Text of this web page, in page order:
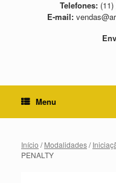
Telefones:
E-mail:
Menu
Início /Modalidades/
PENALTY